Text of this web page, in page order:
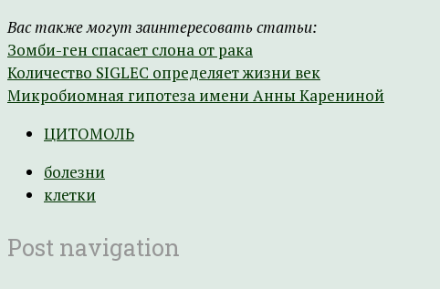
Вас также могут заинтересовать статьи:
Зомби-ген спасает слона от рака
Количество SIGLEC определяет жизни век
Микробиомная гипотеза имени Анны Карениной
ЦИТОМОЛЬ
болезни
клетки
Post navigation